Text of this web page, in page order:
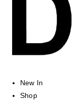
New In
Shop